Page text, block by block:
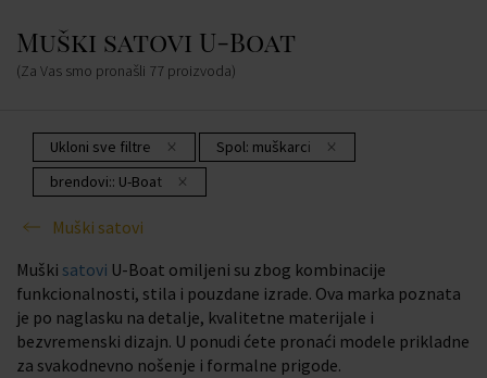
Muški satovi U-Boat
(Za Vas smo pronašli 77 proizvoda)
Ukloni sve filtre Spol: muškarci
brendovi:: U-Boat
Muški satovi
Muški satovi U-Boat omiljeni su zbog kombinacije
funkcionalnosti, stila i pouzdane izrade. Ova marka poznata
je po naglasku na detalje, kvalitetne materijale i
bezvremenski dizajn. U ponudi ćete pronaći modele prikladne
za svakodnevno nošenje i formalne prigode.